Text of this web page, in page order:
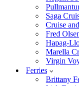
Saga
Cruise
Fred
Hapag-
Marella
Virgin
Ferries
Brittany